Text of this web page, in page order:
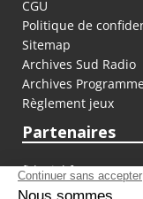
CGU
Politique de
Sitemap
Archives Sud Radio
Archives
Règlement jeux
Partenaires
fiducial.fr
lyoncapitale.fr